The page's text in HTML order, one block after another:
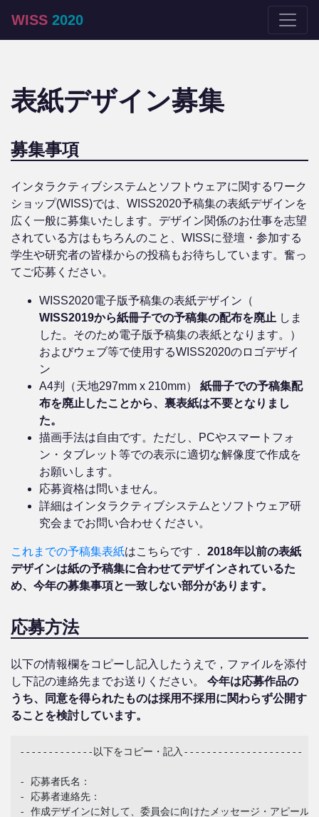
WISS 2020
表紙デザイン募集
募集事項
インタラクティブシステムとソフトウェアに関するワーク
ショップ(WISS)では、WISS2020予稿集の表紙デザインを
広く一般に募集いたします。デザイン関係のお仕事を志望
されている方はもちろんのこと、WISSに登壇・参加する
学生や研究者の皆様からの投稿もお待ちしています。奮っ
てご応募ください。
WISS2020電子版予稿集の表紙デザイン（
WISS2019から紙冊子での予稿集の配布を廃止 しま
した。そのため電子版予稿集の表紙となります。）
およびウェブ等で使用するWISS2020のロゴデザイ
ン
A4判（天地297mm x 210mm） 紙冊子での予稿集配
布を廃止したことから、裏表紙は不要となりまし
た。
描画手法は自由です。ただし、PCやスマートフォ
ン・タブレット等での表示に適切な解像度で作成を
お願いします。
応募資格は問いません。
詳細はインタラクティブシステムとソフトウェア研
究会までお問い合わせください。
これまでの予稿集表紙はこちらです． 2018年以前の表紙
デザインは紙の予稿集に合わせてデザインされているた
め、今年の募集事項と一致しない部分があります。
応募方法
以下の情報欄をコピーし記入したうえで，ファイルを添付
し下記の連絡先までお送りください。 今年は応募作品の
うち、同意を得られたものは採用不採用に関わらず公開す
ることを検討しています。
-------------以下をコピー・記入---------------------
- 応募者氏名：
- 応募者連絡先：
- 作成デザインに対して、委員会に向けたメッセージ・アピール